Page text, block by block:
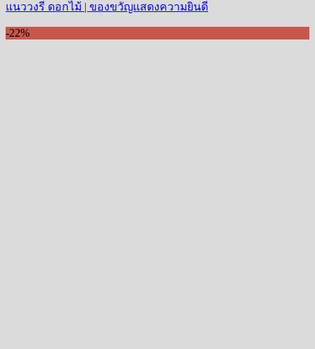
แนววงรี ดอกไม้ | ของขวัญแสดงความยินดี
-22%